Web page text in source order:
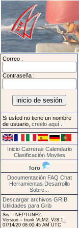
Correo :
Contraseña :
Si usted no tiene un nombre
de usuario, creelo aquí
Inicio Carreras Calendario
Clasificación Moviles
foro
Documentación FAQ Chat
Herramientas Desarrollo
Sobre...
Descargar archivos GRIB
Utilidades para Grib
Srv = NEPTUNE2.
Version = trunk VLM2_V28.1_
07/14/20 08:00:45 AM UTC